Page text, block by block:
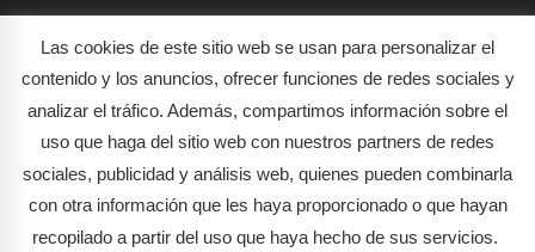
Política de protección de datos
Política de cookies
Las cookies de este sitio web se usan para personalizar el
contenido y los anuncios, ofrecer funciones de redes sociales y
analizar el tráfico. Además, compartimos información sobre el
uso que haga del sitio web con nuestros partners de redes
sociales, publicidad y análisis web, quienes pueden combinarla
con otra información que les haya proporcionado o que hayan
recopilado a partir del uso que haya hecho de sus servicios.